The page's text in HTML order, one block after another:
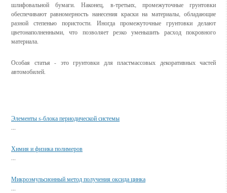
шлифовальной бумаги. Наконец, в-третьих, промежуточные грунтовки
обеспечивают равномерность нанесения краски на материалы, обладающие
разной степенью пористости. Иногда промежуточные грунтовки делают
цветонаполненными, что позволяет резко уменьшить расход покровного
материала.
Особая статья - это грунтовки для пластмассовых декоративных частей
автомобилей.
Элементы s-блока периодической системы
...
Химия и физика полимеров
...
Микроэмульсионный метод получения оксида цинка
...